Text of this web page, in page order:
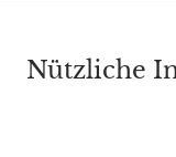
Nützliche